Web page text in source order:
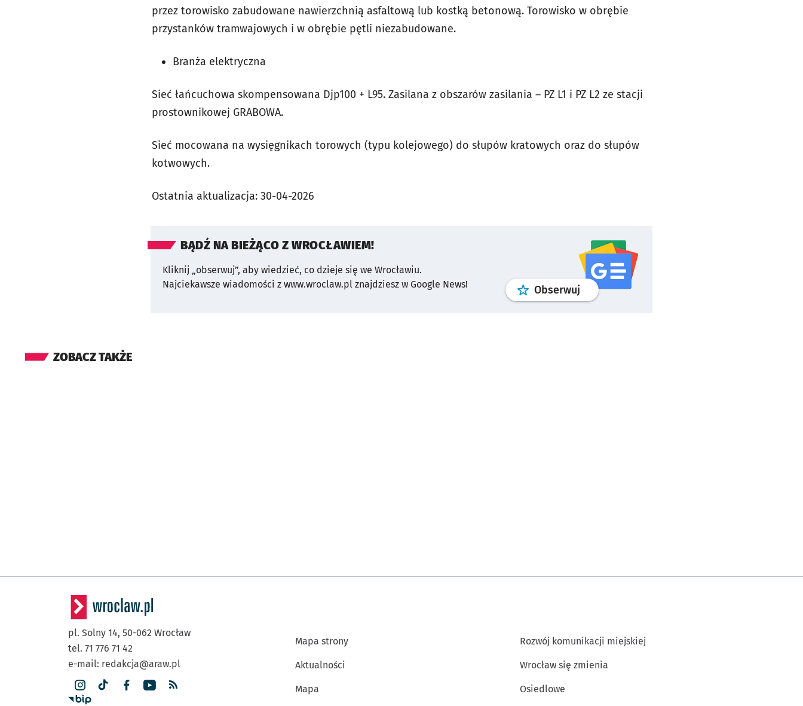
przez torowisko zabudowane nawierzchnią asfaltową lub kostką betonową. Torowisko w obrębie
przystanków tramwajowych i w obrębie pętli niezabudowane.
Branża elektryczna
Sieć łańcuchowa skompensowana Djp100 + L95. Zasilana z obszarów zasilania – PZ L1 i PZ L2 ze stacji
prostownikowej GRABOWA.
Sieć mocowana na wysięgnikach torowych (typu kolejowego) do słupów kratowych oraz do słupów
kotwowych.
Ostatnia aktualizacja: 30-04-2026
BĄDŹ NA BIEŻĄCO Z WROCŁAWIEM!
Kliknij „obserwuj”, aby wiedzieć, co dzieje się we Wrocławiu.
Najciekawsze wiadomości z www.wroclaw.pl znajdziesz w Google News!
Obserwuj profilgoogle news
ZOBACZ TAKŻE
pl. Solny 14, 50-062 Wrocław
tel. 71 776 71 42
e-mail: redakcja@araw.pl
Mapa strony
Aktualności
Mapa
Rozwój komunikacji miejskiej
Wrocław się zmienia
Osiedlowe